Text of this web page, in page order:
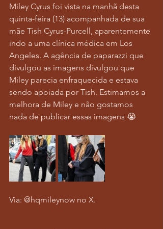
Miley Cyrus foi vista na manhã desta
quinta-feira (13) acompanhada de sua
mãe Tish Cyrus-Purcell, aparentemente
indo a uma clínica médica em Los
Angeles. A agência de paparazzi que
divulgou as imagens divulgou que
Miley parecia enfraquecida e estava
sendo apoiada por Tish. Estimamos a
melhora de Miley e não gostamos
nada de publicar essas imagens 😭
Via: @hqmileynow no X.